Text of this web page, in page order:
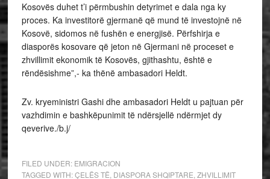
Kosovës duhet t’i përmbushin detyrimet e dala nga ky
proces. Ka investitorë gjermanë që mund të investojnë në
Kosovë, sidomos në fushën e energjisë. Përfshirja e
diasporës kosovare që jeton në Gjermani në proceset e
zhvillimit ekonomik të Kosovës, gjithashtu, është e
rëndësishme”,- ka thënë ambasadori Heldt.
Zv. kryeministri Gashi dhe ambasadori Heldt u pajtuan për
vazhdimin e bashkëpunimit të ndërsjellë ndërmjet dy
qeverive./b.j/
FILED UNDER: EMIGRACION
TAGGED WITH:ÇELËS TË DIASPORA SHQIPTARE ZHVILLIMIT